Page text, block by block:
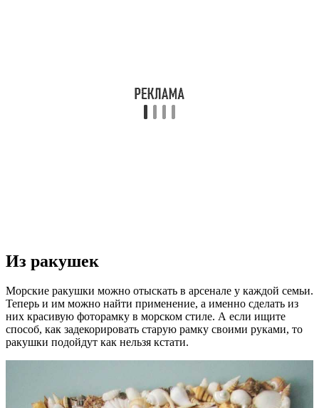
Из ракушек
Морские ракушки можно отыскать в арсенале у каждой семьи.
Теперь и им можно найти применение, а именно сделать из
них красивую фоторамку в морском стиле. А если ищите
способ, как задекорировать старую рамку своими руками, то
ракушки подойдут как нельзя кстати.